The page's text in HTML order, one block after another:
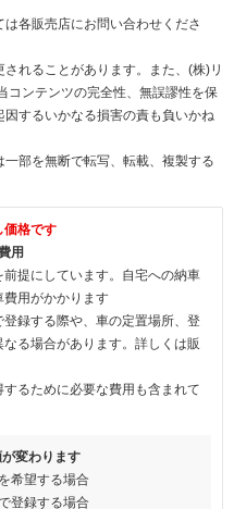
各販売店にお問い合わせくださ
れることがあります。また、(株)リ
コンテンツの完全性、無誤謬性を保
するいかなる損害の責も負いかね
部を無断で転写、転載、複製する
価格です
用
提にしています。自宅への納車
費用がかかります
録する際や、車の定置場所、登
る場合があります。詳しくは販
るために必要な費用も含まれて
が変わります
希望する場合
登録する場合